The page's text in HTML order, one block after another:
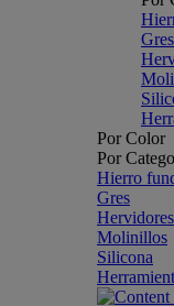
Gres
Por Color
Por
Hierro
Gres
Hervidores
Molinillos
Silicona